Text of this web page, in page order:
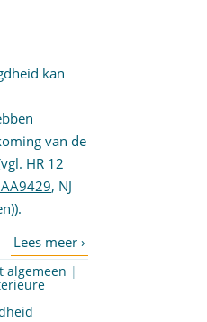
kan
van de
HR 12
, NJ
algemeen